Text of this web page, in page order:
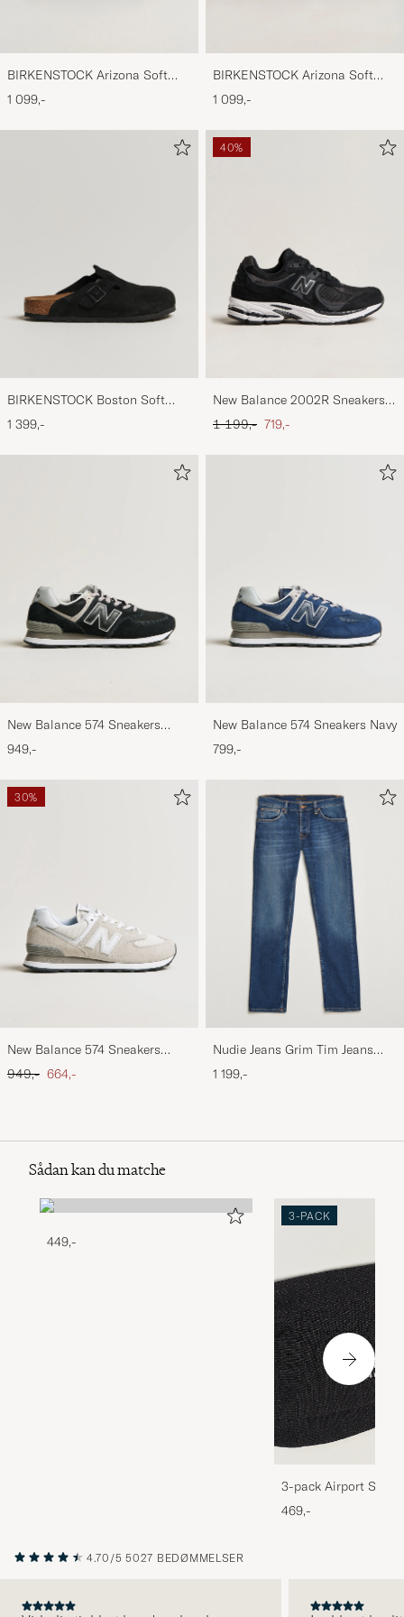
BIRKENSTOCK Arizona Soft
Footbed Mocca Suede
1 099,-
BIRKENSTOCK Arizona Soft
Footbed Taupe Suede
1 099,-
BIRKENSTOCK Boston Soft
Footbed Black Suede
1 399,-
40%
New Balance 2002R Sneakers
Black
Ordinary pris
1 199,- Nedsat pris
719,-
New Balance 574 Sneakers
Black
949,-
New Balance 574 Sneakers Navy
799,-
30%
New Balance 574 Sneakers
Nimbus Cloud
Ordinary pris
949,- Nedsat pris
664,-
Nudie Jeans Grim Tim Jeans
Indigo Myth
1 199,-
Sådan kan du matche
449,-
3-PACK
3-pack Airport
Melange
469,-
4.70/5 5027 BEDØMMELSER